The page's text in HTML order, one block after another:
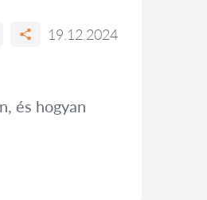
19.12.2024
és hogyan